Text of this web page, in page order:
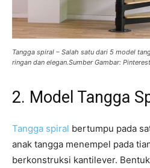
Tangga spiral – Salah satu dari 5 model
ringan dan elegan.Sumber Gambar:
2. Model Tangga
Tangga spiral bertumpu pada
anak tangga menempel pada
berkonstruksi kantilever.